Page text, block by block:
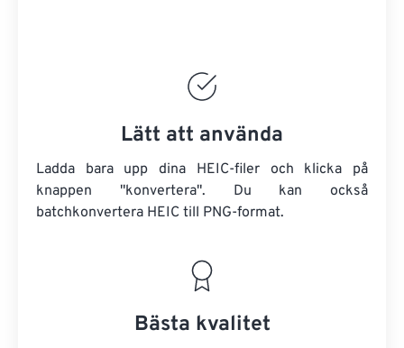
Lätt att använda
Ladda bara upp dina HEIC-filer och klicka på
knappen "konvertera". Du kan också
batchkonvertera HEIC till PNG-format.
Bästa kvalitet